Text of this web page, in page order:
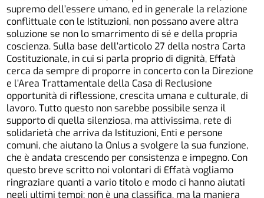
supremo dell’essere umano, ed in generale la relazione
conflittuale con le Istituzioni, non possano avere altra
soluzione se non lo smarrimento di sé e della propria
coscienza. Sulla base dell’articolo 27 della nostra Carta
Costituzionale, in cui si parla proprio di dignità, Effatà
cerca da sempre di proporre in concerto con la Direzione
e l’Area Trattamentale della Casa di Reclusione
opportunità di riflessione, crescita umana e culturale, di
lavoro. Tutto questo non sarebbe possibile senza il
supporto di quella silenziosa, ma attivissima, rete di
solidarietà che arriva da Istituzioni, Enti e persone
comuni, che aiutano la Onlus a svolgere la sua funzione,
che è andata crescendo per consistenza e impegno. Con
questo breve scritto noi volontari di Effatà vogliamo
ringraziare quanti a vario titolo e modo ci hanno aiutati
negli ultimi tempi; non è una classifica, ma la maniera